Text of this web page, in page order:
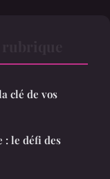
clé de vos
: le défi des